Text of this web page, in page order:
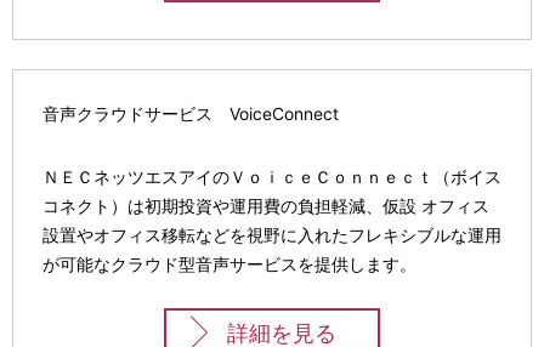
音声クラウドサービス VoiceConnect
ＮＥＣネッツエスアイのＶｏｉｃｅＣｏｎｎｅｃｔ（ボイス
コネクト）は初期投資や運用費の負担軽減、仮設 オフィス
設置やオフィス移転などを視野に入れたフレキシブルな運用
が可能なクラウド型音声サービスを提供します。
詳細を見る